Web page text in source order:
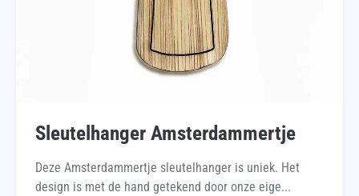
Sleutelhanger Amsterdammertje
Deze Amsterdammertje sleutelhanger is uniek. Het
design is met de hand getekend door onze eige...